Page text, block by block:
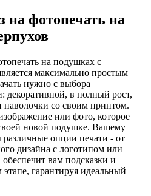
на фотопечать на
на подушках с
максимально простым
нужно с выбора
декоративной, в полный рост,
со своим принтом.
или фото, которое
новой подушке. Вашему
опции печати - от
дизайна с логотипом или
вам подсказки и
гарантируя идеальный